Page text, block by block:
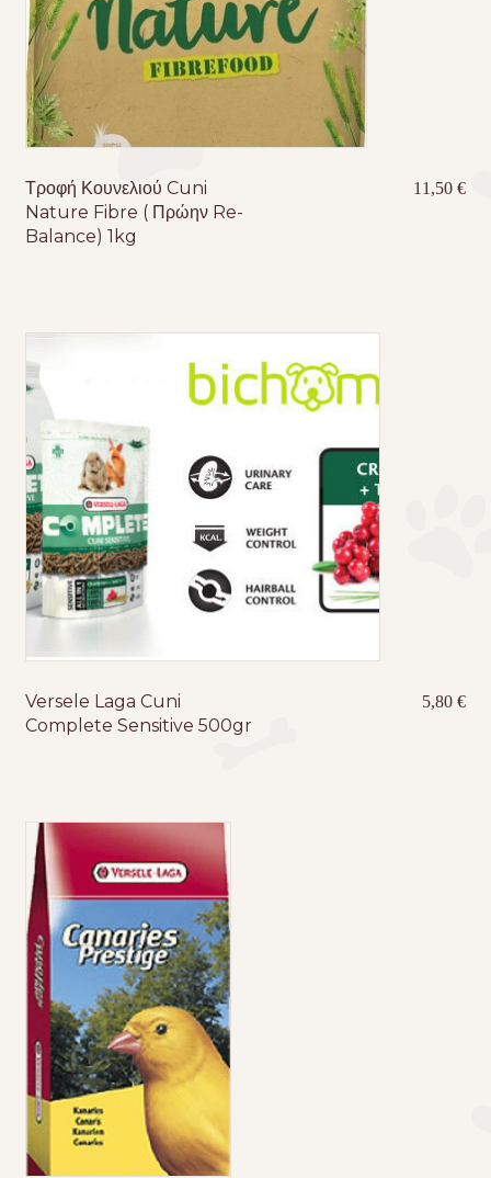
Τροφή Κουνελιού Cuni
Nature Fibre ( Πρώην Re-
Balance) 1kg
11,50€
Versele Laga Cuni
Complete Sensitive 500gr
5,80€